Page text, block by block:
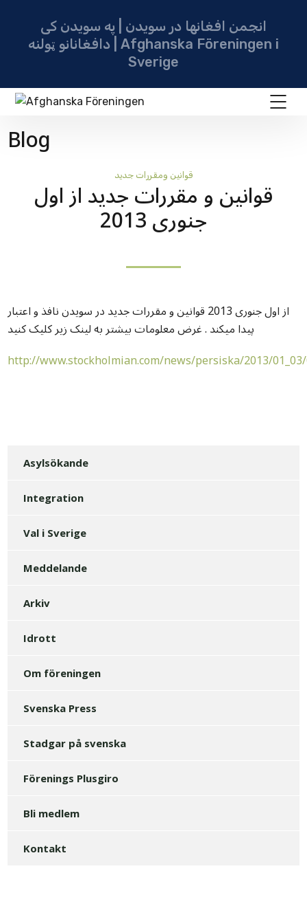
انجمن افغانها در سویدن | په سویدن کی
دافغانانو ټولنه | Afghanska Föreningen i
Sverige
Blog
قوانين ومقررات جديد
قوانین و مقررات جدید از اول
جنوری 2013
از اول جنوری 2013 قوانین و مقررات جدید در سویدن نافذ و اعتبار
http://www.stockholmian.com/news/persiska/2013/
Asylsökande
Integration
Val i Sverige
Meddelande
Arkiv
Idrott
Om föreningen
Svenska Press
Stadgar på svenska
Förenings Plusgiro
Bli medlem
Kontakt